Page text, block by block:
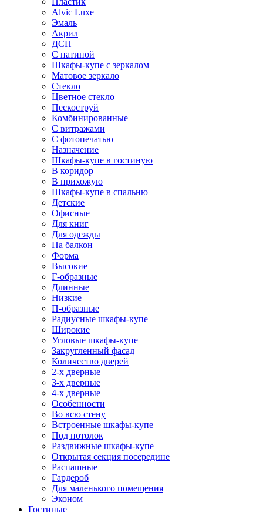
Alvic Luxe
Эмаль
Акрил
ДСП
С патиной
Шкафы-купе с зеркалом
Матовое зеркало
Стекло
Цветное стекло
Пескоструй
Комбинированные
С витражами
С фотопечатью
Назначение
Шкафы-купе в гостиную
В коридор
В прихожую
Шкафы-купе в спальню
Детские
Офисные
Для книг
Для одежды
На балкон
Форма
Высокие
Г-образные
Длинные
Низкие
П-образные
Радиусные шкафы-купе
Широкие
Угловые шкафы-купе
Закругленный фасад
Количество дверей
2-х дверные
3-х дверные
4-х дверные
Особенности
Во всю стену
Встроенные шкафы-купе
Под потолок
Раздвижные шкафы-купе
Открытая секция посередине
Распашные
Гардероб
Для маленького помещения
Эконом
Гостиные